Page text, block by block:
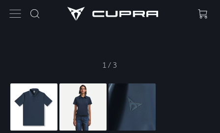
1 / 3